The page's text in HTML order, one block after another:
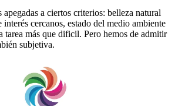
a ciertos criterios: belleza natural
cercanos, estado del medio ambiente
tarea más que dificil. Pero hemos de admitir
subjetiva.